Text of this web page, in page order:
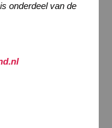
onderdeel van de